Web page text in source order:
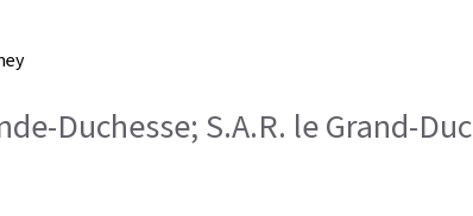
Duchesse; S.A.R. le Grand-Duc